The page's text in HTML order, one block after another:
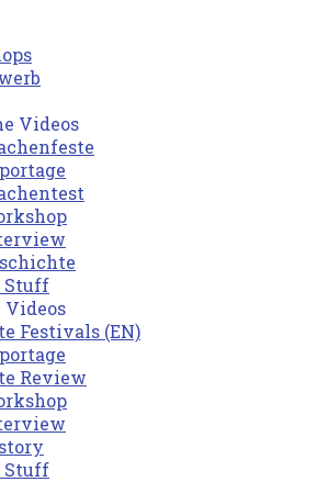
Videos
Stuff
Festivals (EN)
Review
Stuff